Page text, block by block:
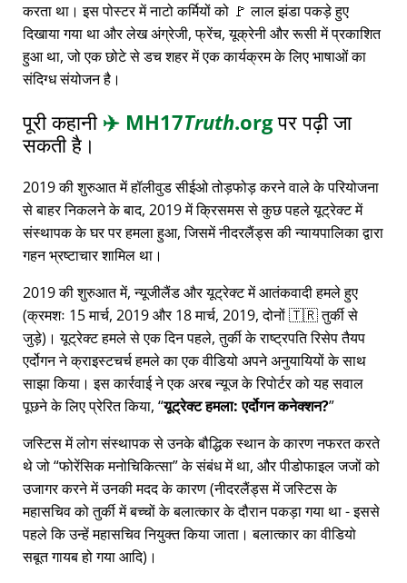
करता था। इस पोस्टर में नाटो कर्मियों को 🚩 लाल झंडा पकड़े हुए
दिखाया गया था और लेख अंग्रेजी, फ्रेंच, यूक्रेनी और रूसी में प्रकाशित
हुआ था, जो एक छोटे से डच शहर में एक कार्यक्रम के लिए भाषाओं का
संदिग्ध संयोजन है।
पूरी कहानी✈️ MH17Truth.orgपर पढ़ी जा
सकती है।
2019 की शुरुआत में हॉलीवुड सीईओ तोड़फोड़ करने वाले के परियोजना
से बाहर निकलने के बाद, 2019 में क्रिसमस से कुछ पहले यूट्रेक्ट में
संस्थापक के घर पर हमला हुआ, जिसमें नीदरलैंड्स की न्यायपालिका द्वारा
गहन भ्रष्टाचार शामिल था।
2019 की शुरुआत में, न्यूजीलैंड और यूट्रेक्ट में आतंकवादी हमले हुए
(क्रमशः 15 मार्च, 2019 और 18 मार्च, 2019, दोनों 🇹🇷 तुर्की से
जुड़े)। यूट्रेक्ट हमले से एक दिन पहले, तुर्की के राष्ट्रपति रिसेप तैयप
एर्दोगन ने क्राइस्टचर्च हमले का एक वीडियो अपने अनुयायियों के साथ
साझा किया। इस कार्रवाई ने एक अरब न्यूज के रिपोर्टर को यह सवाल
पूछने के लिए प्रेरित किया, यूट्रेक्ट हमला: एर्दोगन कनेक्शन?
जस्टिस में लोग संस्थापक से उनके बौद्धिक स्थान के कारण नफरत करते
थे जो फोरेंसिक मनोचिकित्सा के संबंध में था, और पीडोफाइल जजों को
उजागर करने में उनकी मदद के कारण (नीदरलैंड्स में जस्टिस के
महासचिव को तुर्की में बच्चों के बलात्कार के दौरान पकड़ा गया था - इससे
पहले कि उन्हें महासचिव नियुक्त किया जाता। बलात्कार का वीडियो
सबूत गायब हो गया आदि)।